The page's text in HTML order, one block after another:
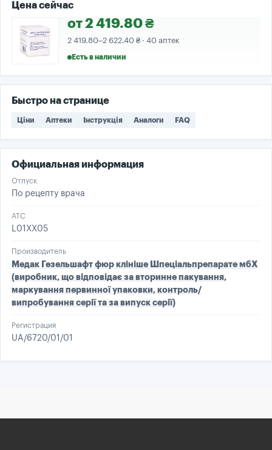
Цена сейчас
от 2 419.80 ₴
2 419.80–2 622.40 ₴ · 40 аптек
Есть в наличии
Быстро на странице
Ціни Аптеки Інструкція Аналоги FAQ
Официальная информация
Отпуск
По рецепту врача
ATC
L01XX05
Производитель
Медак Гезельшафт фюр клініше Шпеціальпрепарате мбХ
(виробник, що відповідає за вторинне пакування,
маркування первинної упаковки, контроль/
випробування серії та за випуск серії)
Регистрация
UA/6720/01/01